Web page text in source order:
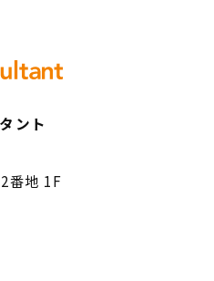
ント
番地 1F